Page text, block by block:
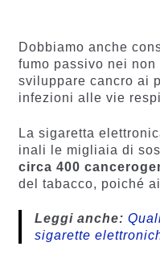
Dobbiamo anche
fumo passivo nei
sviluppare cancro ai
infezioni alle vie
La sigaretta
inali le migliaia di
circa 400
del tabacco, poiché
Leggi anche:
sigarette